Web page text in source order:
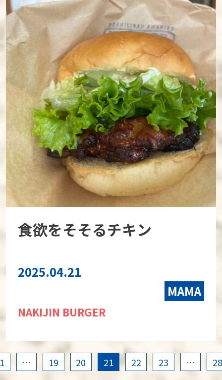
食欲をそそるチキン
2025.04.21
MAMA
NAKIJIN BURGER
… 19 20 21 22 23 …